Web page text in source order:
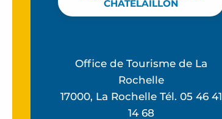
CHÂTELAILLON
Office de Tourisme de La
Rochelle
17000, La Rochelle Tél. 05 46 41
14 68